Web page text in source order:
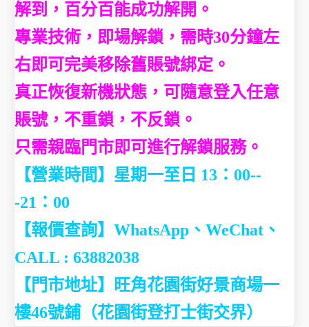
解到，百分百能成功解開。
專業技術，即場解鎖，需時30分鐘左
右即可完美移除舊賬號綁定。
真正恢復新機狀態，可隨意登入任意
賬號，不重鎖，不反鎖。
只需親臨門市即可進行解鎖服務。
【營業時間】星期一至日 13：00--
-21：00
【報價查詢】WhatsApp、WeChat、
CALL : 63882038
【門市地址】
旺角花園街好景商場一
樓46號鋪（花園街登打士街交界）